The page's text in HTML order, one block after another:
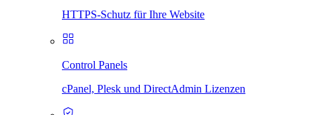
HTTPS-Schutz für Ihre Website
Control Panels
cPanel, Plesk und DirectAdmin Lizenzen